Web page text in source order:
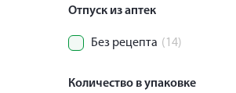
Отпуск из аптек
Без рецепта (14)
Количество в упаковке